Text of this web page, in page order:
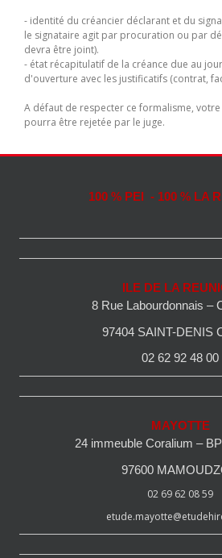
- identité du créancier déclarant et du
le signataire agit par procuration ou par
devra être joint).
- état récapitulatif de la créance due au
d'ouverture avec les justificatifs (contrat,
A défaut de respecter ce formalisme,
pourra être rejetée par le juge.
100 % PEI - 100 % LA
ILE DE LA
8 Rue Labourdonnais –
97404 SAINT-DENIS
02 62 92 48 00
MAYOTTE
24 immeuble Coralium –
97600
02 69 62 08 59